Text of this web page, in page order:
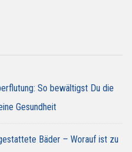
So bewältigst Du die
Gesundheit
Bäder – Worauf ist zu